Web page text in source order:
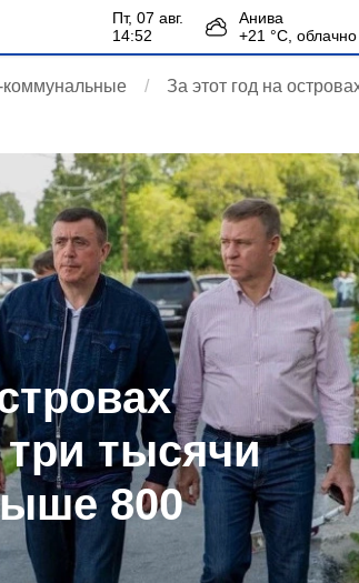
пт, 07 авг.
14:52
Анива
+21 °С, облачно
коммунальные
За этот год на
тысячи
800